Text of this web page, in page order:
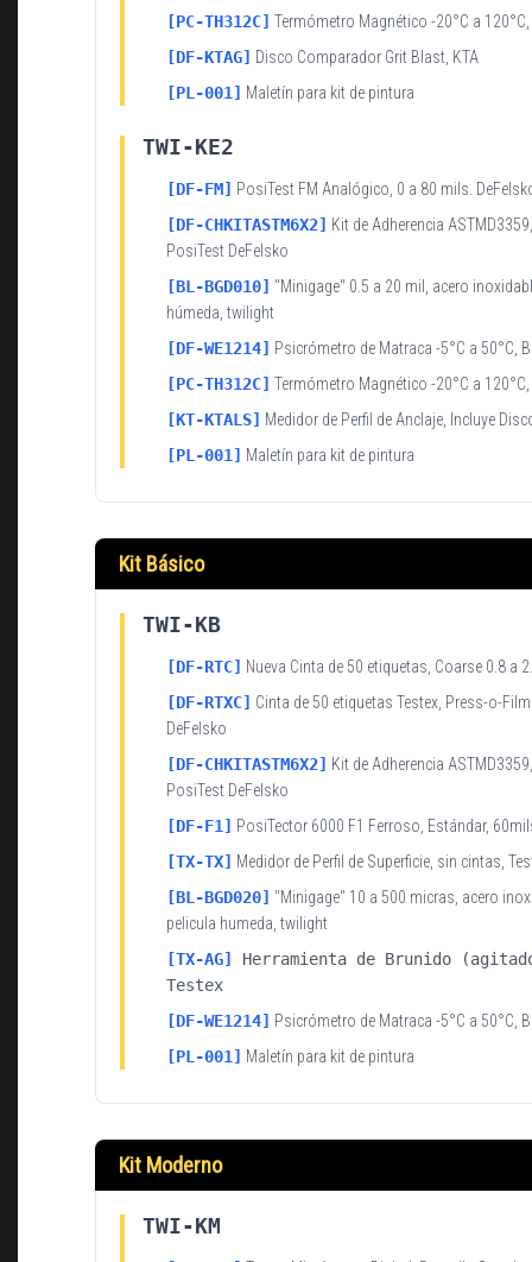
[PC-TH312C] Termómetro Magnético -20°C a 120°C,
[DF-KTAG] Disco Comparador Grit Blast, KTA
[PL-001] Maletín para kit de pintura
TWI-KE2
[DF-FM] PosiTest FM Analógico, 0 a 80 mils.
[DF-CHKITASTM6X2] Kit de Adherencia
PosiTest DeFelsko
[BL-BGD010] "Minigage" 0.5 a 20 mil, acero
húmeda, twilight
[DF-WE1214] Psicrómetro de Matraca -5°C a 50°C,
[PC-TH312C] Termómetro Magnético -20°C a 120°C,
[KT-KTALS] Medidor de Perfil de Anclaje, Incluye
[PL-001] Maletín para kit de pintura
Kit Básico
TWI-KB
[DF-RTC] Nueva Cinta de 50 etiquetas, Coarse 0.8 a
[DF-RTXC] Cinta de 50 etiquetas Testex, Press-o-
DeFelsko
[DF-CHKITASTM6X2] Kit de Adherencia
PosiTest DeFelsko
[DF-F1] PosiTector 6000 F1 Ferroso, Estándar,
[TX-TX] Medidor de Perfil de Superficie, sin cintas,
[BL-BGD020] "Minigage" 10 a 500 micras, acero
pelicula humeda, twilight
[TX-AG] Herramienta de Brunido
Testex
[DF-WE1214] Psicrómetro de Matraca -5°C a 50°C,
[PL-001] Maletín para kit de pintura
Kit Moderno
TWI-KM